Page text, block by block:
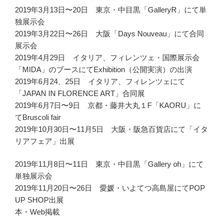
2019年3月13日〜20日 東京・中目黒「GalleryR」にて単
独展示会
2019年3月22日〜26日 大阪「Days Nouveau」にて合同
展示会
2019年4月29日 イタリア、フィレンツェ・国際展示会
「MIDA」のブースにてExhibition（公開実演）の出演
2019年6月24、25日 イタリア、フィレンツェにて
「JAPAN IN FLORENCE ART」合同展
2019年6月7日〜9日 京都・藤井大丸１F「KAORU」に
てBruscoli fair
2019年10月30日〜11月5日 大阪・阪急百貨店にて「イタ
リアフェア」出展
2019年11月8日〜11日 東京・中目黒「Gallery oh」にて
単独展示会
2019年11月20日〜26日 愛媛・いよてつ高島屋にてPOP
UP SHOP出展
本・Web掲載